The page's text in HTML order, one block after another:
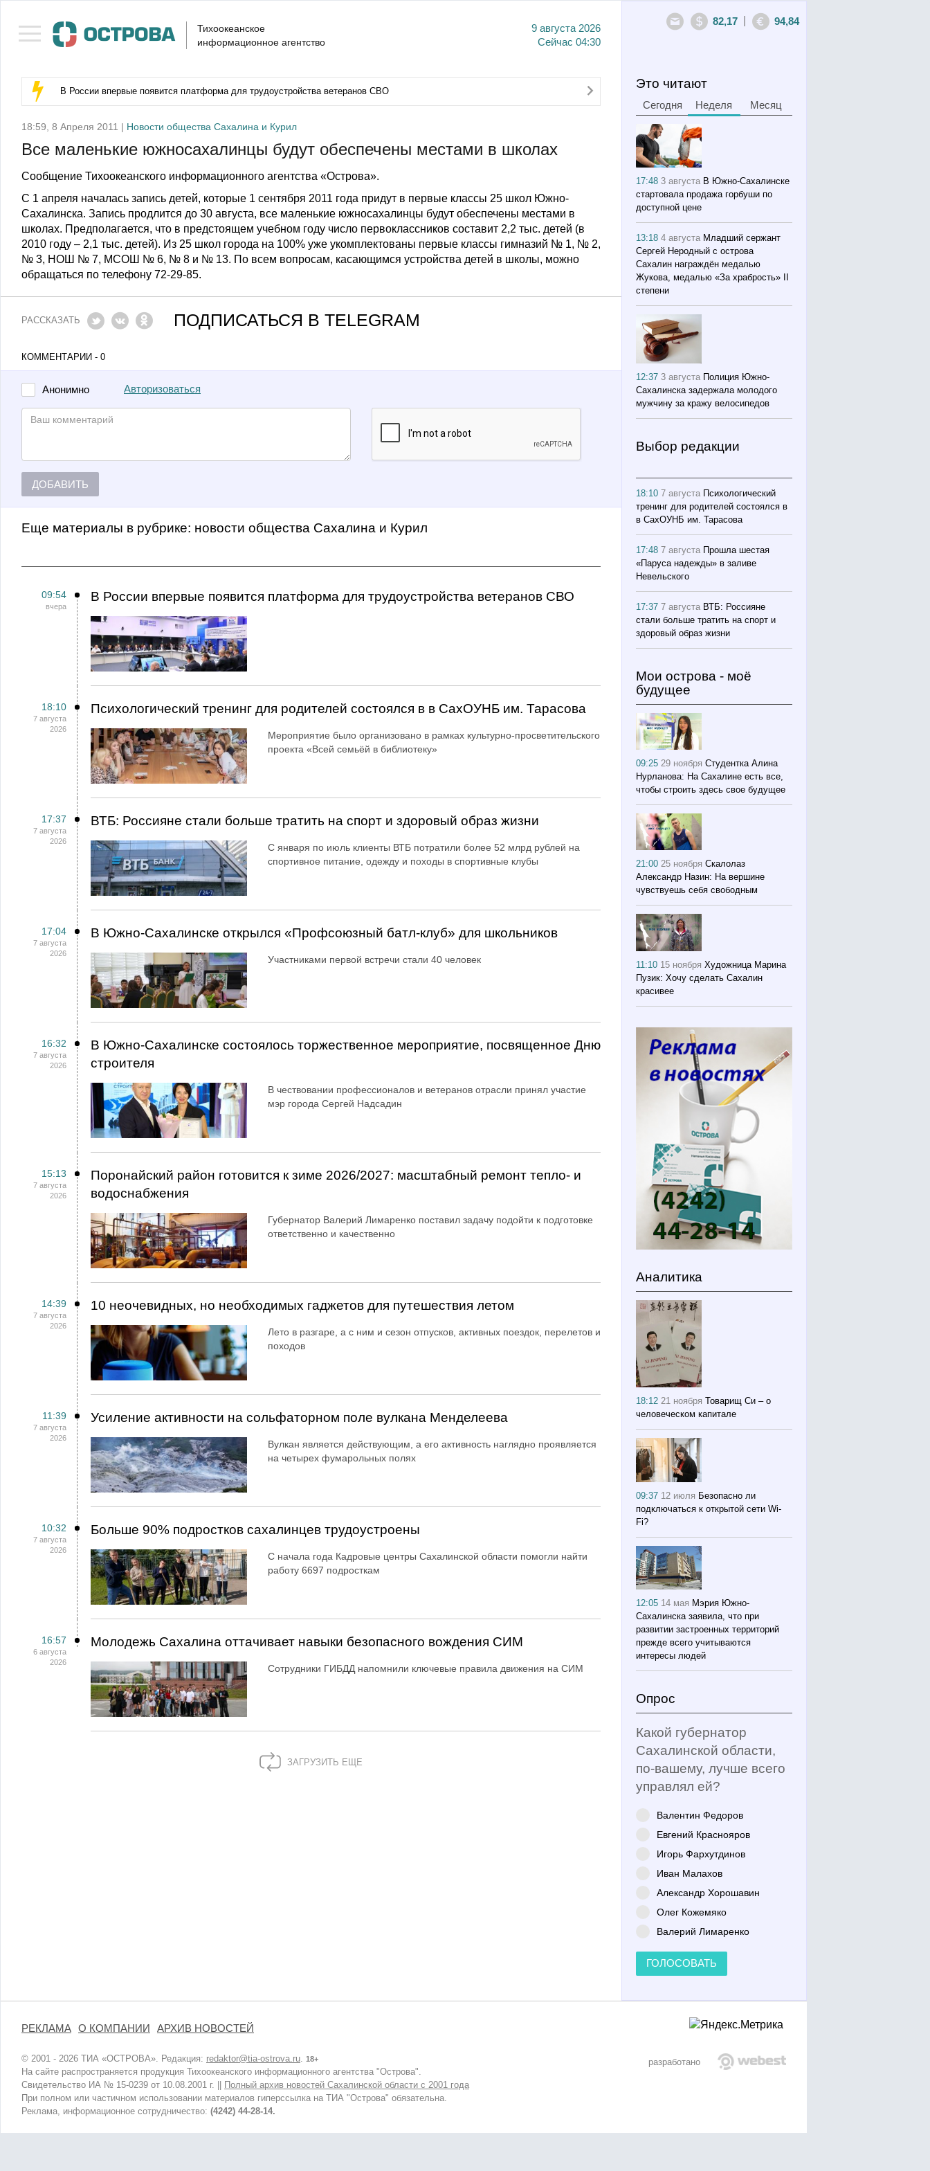
Тихоокеанское
информационное агентство
9 августа 2026
Сейчас 04:30
82,17 94,84
В России впервые появится платформа для трудоустройства ветеранов СВО
18:59, 8 Апреля 2011 | Новости общества Сахалина и Курил
Все маленькие южносахалинцы будут обеспечены местами в школах
Сообщение Тихоокеанского информационного агентства «Острова».
С 1 апреля началась запись детей, которые 1 сентября 2011 года придут в первые классы 25 школ Южно-
Сахалинска. Запись продлится до 30 августа, все маленькие южносахалинцы будут обеспечены местами в
школах. Предполагается, что в предстоящем учебном году число первоклассников составит 2,2 тыс. детей (в
2010 году – 2,1 тыс. детей). Из 25 школ города на 100% уже укомплектованы первые классы гимназий № 1, № 2,
№ 3, НОШ № 7, МСОШ № 6, № 8 и № 13. По всем вопросам, касающимся устройства детей в школы, можно
обращаться по телефону 72-29-85.
РАССКАЗАТЬ ПОДПИСАТЬСЯ В TELEGRAM
КОММЕНТАРИИ - 0
Анонимно Авторизоваться
ДОБАВИТЬ
Еще материалы в рубрике: Новости общества Сахалина и Курил
09:54
вчера
В России впервые появится платформа для трудоустройства ветеранов СВО
18:10
7 августа
2026
Психологический тренинг для родителей состоялся в в СахОУНБ им. Тарасова
Мероприятие было организовано в рамках культурно-просветительского
проекта «Всей семьёй в библиотеку»
17:37
7 августа
2026
ВТБ: Россияне стали больше тратить на спорт и здоровый образ жизни
С января по июль клиенты ВТБ потратили более 52 млрд рублей на
спортивное питание, одежду и походы в спортивные клубы
17:04
7 августа
2026
В Южно-Сахалинске открылся «Профсоюзный батл-клуб» для школьников
Участниками первой встречи стали 40 человек
16:32
7 августа
2026
В Южно-Сахалинске состоялось торжественное мероприятие, посвященное Дню
строителя
В чествовании профессионалов и ветеранов отрасли принял участие
мэр города Сергей Надсадин
15:13
7 августа
2026
Поронайский район готовится к зиме 2026/2027: масштабный ремонт тепло- и
водоснабжения
Губернатор Валерий Лимаренко поставил задачу подойти к подготовке
ответственно и качественно
14:39
7 августа
2026
10 неочевидных, но необходимых гаджетов для путешествия летом
Лето в разгаре, а с ним и сезон отпусков, активных поездок, перелетов и
походов
11:39
7 августа
2026
Усиление активности на сольфаторном поле вулкана Менделеева
Вулкан является действующим, а его активность наглядно проявляется
на четырех фумарольных полях
10:32
7 августа
2026
Больше 90% подростков сахалинцев трудоустроены
С начала года Кадровые центры Сахалинской области помогли найти
работу 6697 подросткам
16:57
6 августа
2026
Молодежь Сахалина оттачивает навыки безопасного вождения СИМ
Сотрудники ГИБДД напомнили ключевые правила движения на СИМ
ЗАГРУЗИТЬ ЕЩЕ
Это читают
Сегодня Неделя Месяц
17:483 августа В Южно-Сахалинске
стартовала продажа горбуши по
доступной цене
13:184 августа Младший сержант
Сергей Неродный с острова
Сахалин награждён медалью
Жукова, медалью «За храбрость» II
степени
12:373 августа Полиция Южно-
Сахалинска задержала молодого
мужчину за кражу велосипедов
Выбор редакции
18:107 августа Психологический
тренинг для родителей состоялся в
в СахОУНБ им. Тарасова
17:487 августа Прошла шестая
«Паруса надежды» в заливе
Невельского
17:377 августа ВТБ: Россияне
стали больше тратить на спорт и
здоровый образ жизни
Мои острова - моё
будущее
09:2529 ноября Студентка Алина
Нурланова: На Сахалине есть все,
чтобы строить здесь свое будущее
21:0025 ноября Скалолаз
Александр Назин: На вершине
чувствуешь себя свободным
11:10 15 ноября Художница Марина
Пузик: Хочу сделать Сахалин
красивее
Аналитика
18:1221 ноября Товарищ Си – о
человеческом капитале
09:37 12 июля Безопасно ли
подключаться к открытой сети Wi-
Fi?
12:05 14 мая Мэрия Южно-
Сахалинска заявила, что при
развитии застроенных территорий
прежде всего учитываются
интересы людей
Опрос
Какой губернатор
Сахалинской области,
по-вашему, лучше всего
управлял ей?
Валентин Федоров
Евгений Краснояров
Игорь Фархутдинов
Иван Малахов
Александр Хорошавин
Олег Кожемяко
Валерий Лимаренко
ГОЛОСОВАТЬ
РЕКЛАМА О КОМПАНИИ АРХИВ НОВОСТЕЙ
© 2001 - 2026 ТИА «ОСТРОВА». Редакция: redaktor@tia-ostrova.ru 18+
На сайте распространяется продукция Тихоокеанского информационного агентства "Острова".
Свидетельство ИА № 15-0239 от 10.08.2001 г. ||
Полный архив новостей Сахалинской области с 2001 года
При полном или частичном использовании материалов гиперссылка на ТИА "Острова" обязательна.
Реклама, информационное сотрудничество: (4242) 44-28-14.
разработано